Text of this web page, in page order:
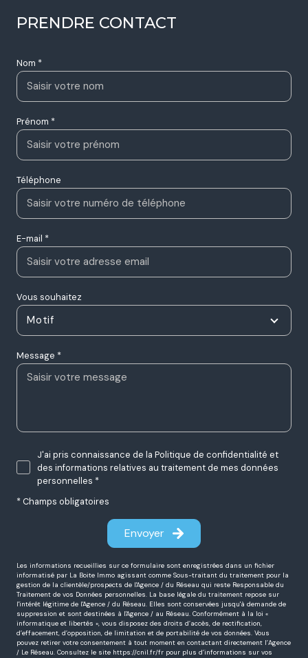
PRENDRE CONTACT
Nom *
Prénom *
Téléphone
E-mail *
Vous souhaitez
Motif
Message *
J'ai pris connaissance de la Politique de confidentialité et
des informations relatives au traitement de mes données
personnelles *
* Champs obligatoires
Envoyer
Les informations recueillies sur ce formulaire sont enregistrées dans un fichier
informatisé par La Boite Immo agissant comme Sous-traitant du traitement pour la
gestion de la clientèle/prospects de l'Agence / du Réseau qui reste Responsable du
Traitement de vos Données personnelles. La base légale du traitement repose sur
l'intérêt légitime de l'Agence / du Réseau. Elles sont conservées jusqu'à demande de
suppression et sont destinées à l'Agence / au Réseau. Conformément à la loi «
informatique et libertés », vous disposez des droits d’accès, de rectification,
d’effacement, d’opposition, de limitation et de portabilité de vos données. Vous
pouvez retirer votre consentement à tout moment en contactant directement l’Agence
/ Le Réseau. Consultez le site https://cnil.fr/fr pour plus d’informations sur vos